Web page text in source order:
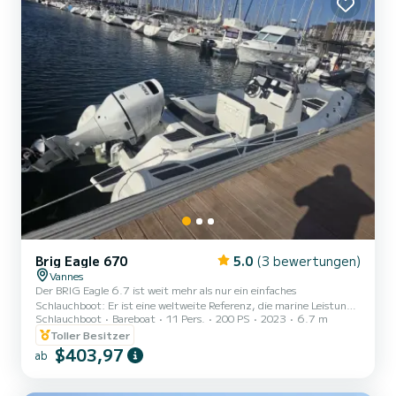
Brig Eagle 670 5.0 (3 bewertungen)
Vannes
Der BRIG Eagle 6.7 ist weit mehr als nur ein einfaches
Schlauchboot: Er ist eine weltweite Referenz, die marine Leistung
und erstklassigen Komfort vereint. Entwickelt, um verschiedene
Bedingungen zu bewältigen und gleichzeitig eine herausragende
Stabilität zu gewährleisten, ist er die bevorzugte Einheit unserer
Flotte für Familien und all jene, die ein gewisses Niveau suchen.
Schlauchboot Bareboat 11 Pers. 200 PS 2023
6.7 m
Toller Besitzer
ab $403,97